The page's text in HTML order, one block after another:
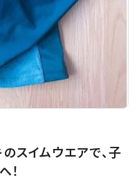
スイムウエアで、子
！